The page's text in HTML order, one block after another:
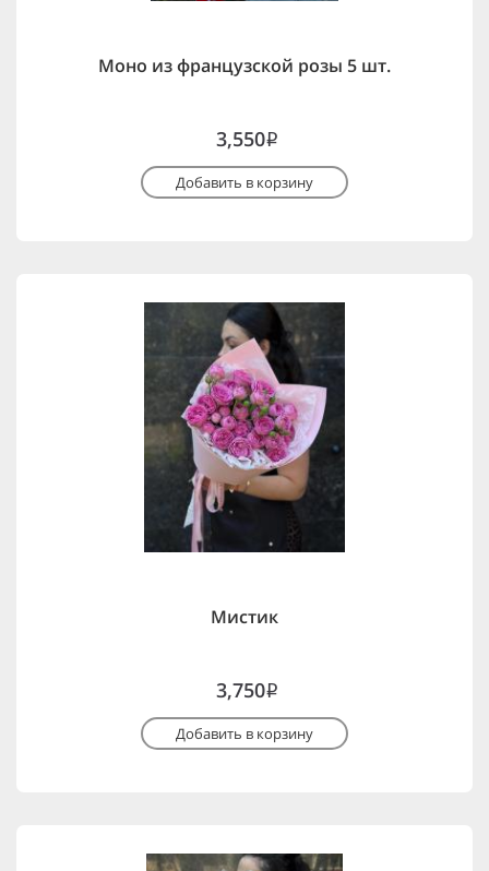
Моно из французской розы 5 шт.
3,550i
Добавить в корзину
Мистик
3,750i
Добавить в корзину